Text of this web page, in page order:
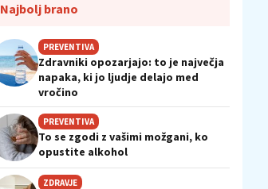
Najbolj brano
PREVENTIVA
Zdravniki opozarjajo: to je največja
napaka, ki jo ljudje delajo med
vročino
PREVENTIVA
To se zgodi z vašimi možgani, ko
opustite alkohol
ZDRAVJE